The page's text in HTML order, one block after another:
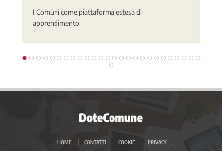
I Comuni come piattaforma estesa di
apprendimento
HOME CONTATTI COOKIE PRIVACY